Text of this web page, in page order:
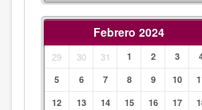
Febrero 2024
29 30 31 1 2 3
5
6 7 8 9 10
12
13 14 15 16 17